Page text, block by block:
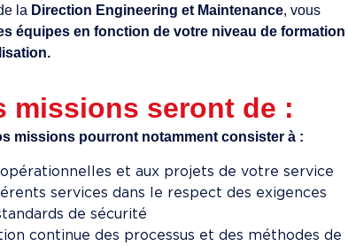
la Direction Engineering et Maintenance, vous
équipes en fonction de votre niveau de formation
missions seront de :
missions pourront notamment consister à :
et aux projets de votre service
services dans le respect des exigences
de sécurité
continue des processus et des méthodes de